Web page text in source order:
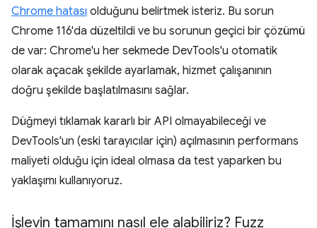
Chrome hatası olduğunu belirtmek isteriz. Bu sorun
Chrome 116'da düzeltildi ve bu sorunun geçici bir çözümü
de var: Chrome'u her sekmede DevTools'u otomatik
olarak açacak şekilde ayarlamak, hizmet çalışanının
doğru şekilde başlatılmasını sağlar.
Düğmeyi tıklamak kararlı bir API olmayabileceği ve
DevTools'un (eski tarayıcılar için) açılmasının performans
maliyeti olduğu için ideal olmasa da test yaparken bu
yaklaşımı kullanıyoruz.
İşlevin tamamını nasıl ele alabiliriz? Fuzz